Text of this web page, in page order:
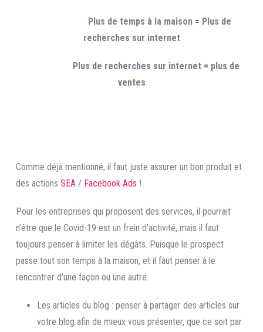
Plus de temps à la maison = Plus de
recherches sur internet
Plus de recherches sur internet = plus de
ventes
Comme déjà mentionné, il faut juste assurer un bon produit et
des actions SEA / Facebook Ads !
Pour les entreprises qui proposent des services, il pourrait
n’être que le Covid-19 est un frein d’activité, mais il faut
toujours penser à limiter les dégâts. Puisque le prospect
passe tout son temps à la maison, et il faut penser à le
rencontrer d’une façon ou une autre.
Les articles du blog : penser à partager des articles sur
votre blog afin de mieux vous présenter, que ce soit par